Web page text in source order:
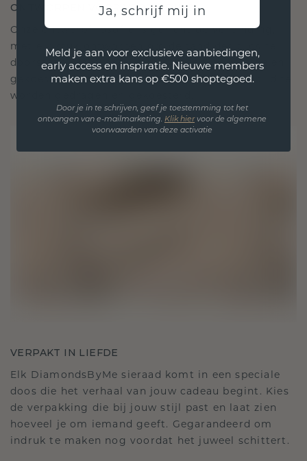
ONTWORPEN VOOR VERBINDING
Onze ontwerpfilosofie is gericht op verbinding,
met elk stuk ontworpen om de tand des tijds te
doorstaan. Het wordt jouw symbool van liefde en
gekoesterde momenten, bedoeld om voor altijd te
worden gedragen en gekoesterd.
VERPAKT IN LIEFDE
Elk DiamondsByMe sieraad komt in een speciale
doos die het verhaal van jouw cadeau begint. Kies
de verpakking die bij jouw stijl past en laat zien
hoeveel je om iemand geeft. Gegarandeerd om
indruk te maken nog voordat het juweel schittert.
Ja, schrijf mij in
Meld je aan voor exclusieve aanbiedingen,
early access en inspiratie. Nieuwe members
maken extra kans op €500 shoptegoed.
Door je in te schrijven, geef je toestemming tot het
ontvangen van e-mailmarketing. Klik hiervoor de algemene
voorwaarden van deze activatie